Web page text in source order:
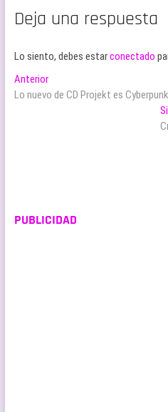
Deja una respuesta
Lo siento, debes estarconectado
Navegación
de
AnteriorEntrada
anterior:
Lo nuevo de CD Projekt es
PUBLICIDAD